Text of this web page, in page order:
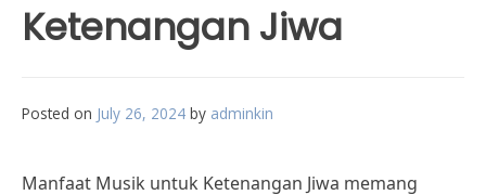
Ketenangan Jiwa
Posted on July 26, 2024 by adminkin
Manfaat Musik untuk Ketenangan Jiwa memang